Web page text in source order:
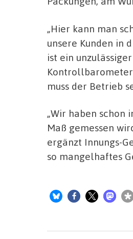
„Hier kann man
unsere Kunden in
ist ein
Kontrollbarometer
muss der Betrieb
„Wir haben schon
Maß gemessen
ergänzt Innungs-
so mangelhaftes